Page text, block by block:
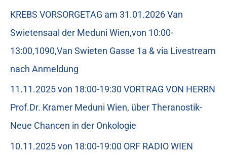
KREBS VORSORGETAG am 31.01.2026 Van
Swietensaal der Meduni Wien,von 10:00-
13:00,1090,Van Swieten Gasse 1a & via Livestream
nach Anmeldung
11.11.2025 von 18:00-19:30 VORTRAG VON HERRN
Prof.Dr. Kramer Meduni Wien, über Theranostik-
Neue Chancen in der Onkologie
10.11.2025 von 18:00-19:00 ORF RADIO WIEN